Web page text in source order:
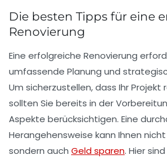
Die besten Tipps für eine
Renovierung
Eine erfolgreiche Renovierung
umfassende Planung und
Um sicherzustellen, dass Ihr Projekt
sollten Sie bereits in der
Aspekte berücksichtigen. Eine
Herangehensweise kann Ihnen
sondern auch Geld sparen. Hier